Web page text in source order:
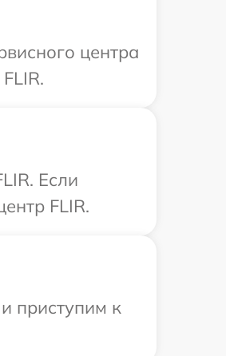
центра
Если
FLIR.
приступим к